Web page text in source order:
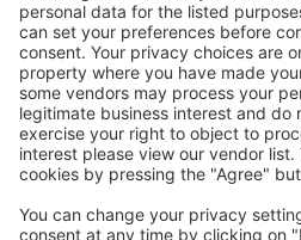
Londres
Humberside (HUY)
Inverness (INV)
Glenegedale (ILY)
Isle Of Colonsay (CSA)